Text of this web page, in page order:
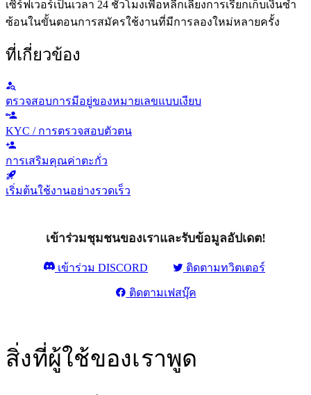
เซิร์ฟเวอร์เป็นเวลา 24 ชั่วโมงเพื่อหลีกเลี่ยงการเรียกเก็บเงินซ้ำ
ซ้อนในขั้นตอนการสมัครใช้งานที่มีการลองใหม่หลายครั้ง
ที่เกี่ยวข้อง
ตรวจสอบการมีอยู่ของหมายเลขแบบเงียบ
KYC / การตรวจสอบตัวตน
การเสริมคุณค่าตะกั่ว
เริ่มต้นใช้งานอย่างรวดเร็ว
เข้าร่วมชุมชนของเราและรับข้อมูลอัปเดต!
เข้าร่วม DISCORD ติดตามทวิตเตอร์
ติดตามเฟสบุ๊ค
สิ่งที่ผู้ใช้ของเราพูด